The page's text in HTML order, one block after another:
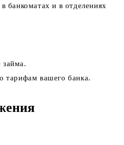
банкоматах и в отделениях
займа.
тарифам вашего банка.